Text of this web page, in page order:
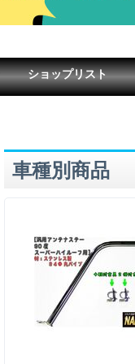
ショップリスト
車種別商品